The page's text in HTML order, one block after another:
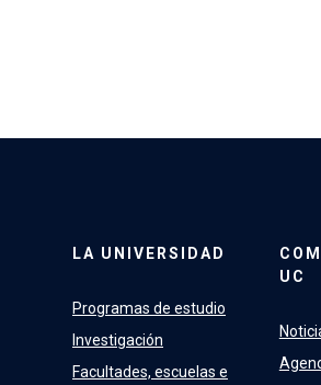
LA UNIVERSIDAD
Programas de estudio
Investigación
Facultades, escuelas e
UC